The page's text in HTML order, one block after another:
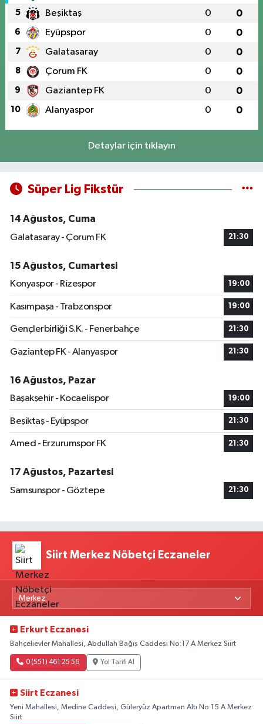
5 Beşiktaş 0 0
6 Eyüpspor 0 0
7 Galatasaray 0 0
8 Çorum FK 0 0
9 Gaziantep FK 0 0
10 Alanyaspor 0 0
Detaylar için tıklayın
Süper Lig Fikstür
14 Ağustos, Cuma
Galatasaray - Çorum FK
21:30
15 Ağustos, Cumartesi
Konyaspor - Rizespor
19:00
Kasımpaşa - Trabzonspor 19:00
Gençlerbirliği S.K. - Fenerbahçe 21:30
Gaziantep FK - Alanyaspor 21:30
16 Ağustos, Pazar
Başakşehir - Kocaelispor
19:00
Beşiktaş - Eyüpspor 21:30
Amed - Erzurumspor FK 21:30
17 Ağustos, Pazartesi
Samsunspor - Göztepe
21:30
Siirt Merkez Nöbetçi Eczaneler
Erkurt Eczanesi
Bahçelievler Mahallesi, Abdullah Bağış Caddesi No:17 A Merkez Siirt
0 (551) 461 25 56 Yol Tarifi Al
Siirt Eczanesi
Yeni Mahallesi, Medine Caddesi, Güleryüz Apartman Altı No:15 A Merkez
Siirt